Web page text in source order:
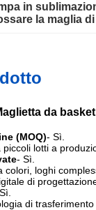
in
la maglia
da
(MOQ)- Sì.
lotti a
- Sì.
colori, loghi
di
di